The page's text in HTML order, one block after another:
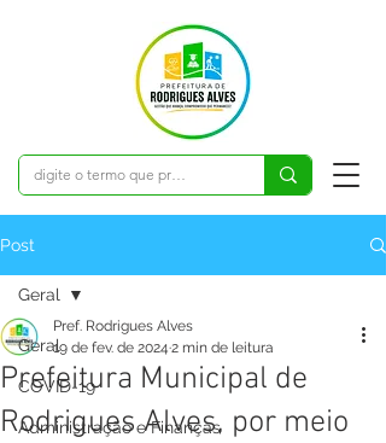
Post
Geral
COVID-19
Administração e Finanças
Geral
Prefeitura Municipal de
Rodrigues Alves, por meio
Pref. Rodrigues Alves
19 de fev. de 2024 2 min de leitura